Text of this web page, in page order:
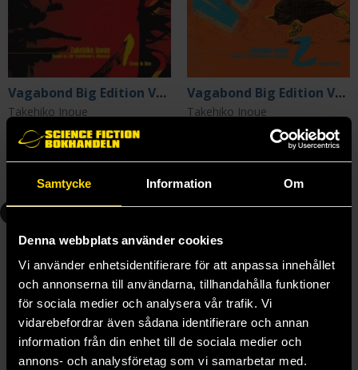
Samtycke Information Om
Denna webbplats använder cookies
Vi använder enhetsidentifierare för att anpassa innehållet
och annonserna till användarna, tillhandahålla funktioner
för sociala medier och analysera vår trafik. Vi
vidarebefordrar även sådana identifierare och annan
information från din enhet till de sociala medier och
annons- och analysföretag som vi samarbetar med.
Vagabond Big Edition Vol 1
Takehiko Inoue
279 kr
Beställ
Vagabond Big Edition Vol 2
Takehiko Inoue
3 5